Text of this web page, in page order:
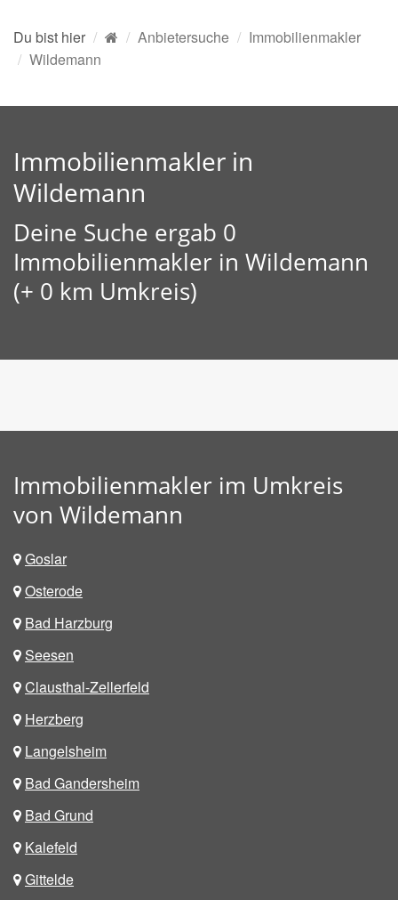
Du bist hier Anbietersuche
Immobilienmakler
Wildemann
Immobilienmakler in
Wildemann
Deine Suche ergab 0
Immobilienmakler in Wildemann
(+ 0 km Umkreis)
Immobilienmakler im Umkreis
von Wildemann
Goslar
Osterode
Bad Harzburg
Seesen
Clausthal-Zellerfeld
Herzberg
Langelsheim
Bad Gandersheim
Bad Grund
Kalefeld
Gittelde